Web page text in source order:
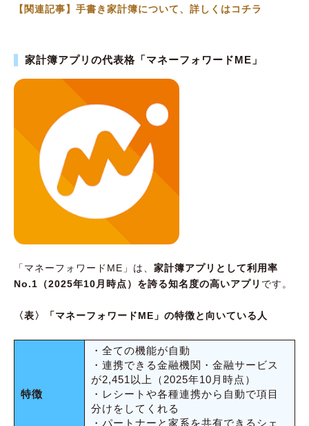
【関連記事】手書き家計簿について、詳しくはコチラ
家計簿アプリの代表格「マネーフォワードME」
「マネーフォワードME」は、 家計簿アプリとして利用率
No.1（2025年10月時点）を誇る知名度の高いアプリ です。
〈表〉「マネーフォワードME」の特徴と向いている人
特徴
・全ての機能が自動
・連携できる金融機関・金融サービス
が2,451以上（2025年10月時点）
・レシートや各種連携から自動で項目
分けをしてくれる
・パートナーと家系を共有できるシェ